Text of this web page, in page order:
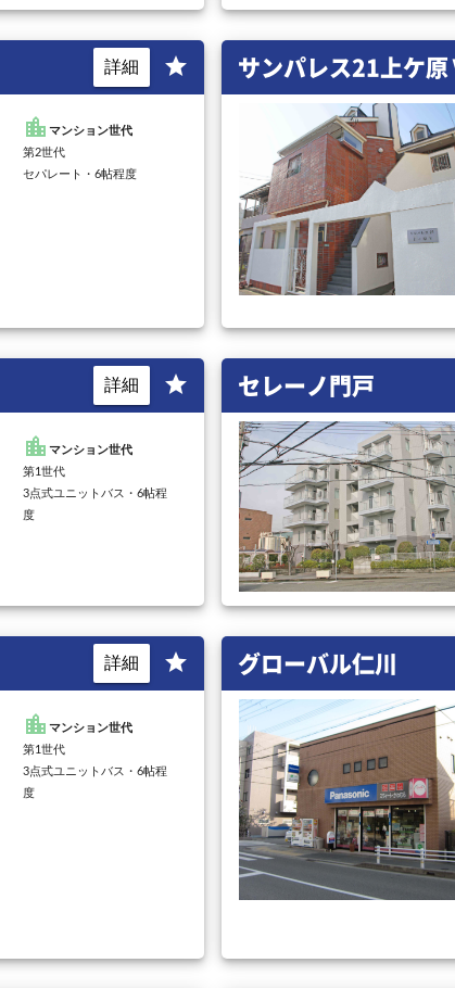
star
詳細
location_cityマンション世代
第2世代
セパレート・6帖程度
サンパレス21上ケ
star
詳細
location_cityマンション世代
第1世代
3点式ユニットバス・6帖程
度
セレーノ門戸
star
詳細
location_cityマンション世代
第1世代
3点式ユニットバス・6帖程
度
グローバル仁川